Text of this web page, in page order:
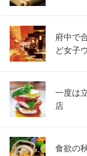
府中で
ど女子
一度は
店
食欲の